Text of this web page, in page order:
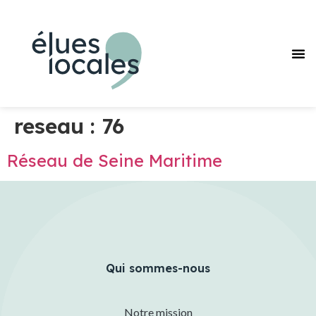
reseau : 76
Réseau de Seine Maritime
Qui sommes-nous
Notre mission